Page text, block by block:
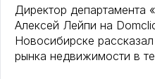
Директор департамента
Алексей Лейпи на
Новосибирске
рынка недвижимости в